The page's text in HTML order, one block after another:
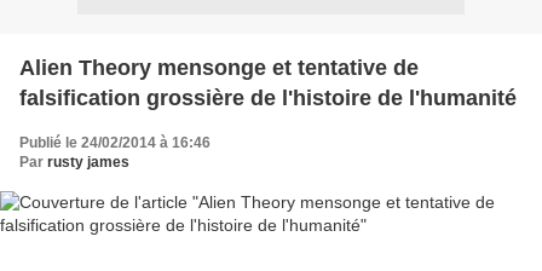
Alien Theory mensonge et tentative de
falsification grossière de l'histoire de l'humanité
Publié le 24/02/2014 à 16:46
Par rusty james